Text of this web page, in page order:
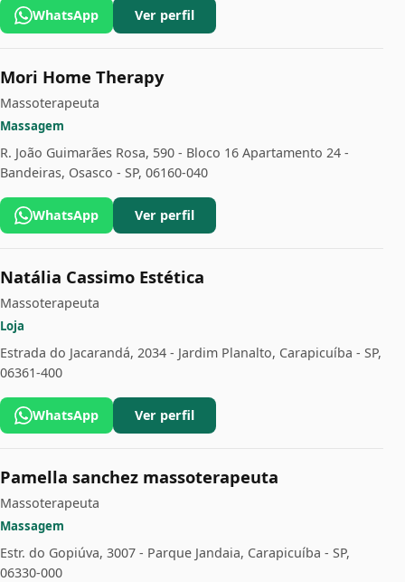
WhatsApp Ver perfil
Mori Home Therapy
Massoterapeuta
Massagem
R. João Guimarães Rosa, 590 - Bloco 16 Apartamento 24 -
Bandeiras, Osasco - SP, 06160-040
WhatsApp Ver perfil
Natália Cassimo Estética
Massoterapeuta
Loja
Estrada do Jacarandá, 2034 - Jardim Planalto, Carapicuíba - SP,
06361-400
WhatsApp Ver perfil
Pamella sanchez massoterapeuta
Massoterapeuta
Massagem
Estr. do Gopiúva, 3007 - Parque Jandaia, Carapicuíba - SP,
06330-000